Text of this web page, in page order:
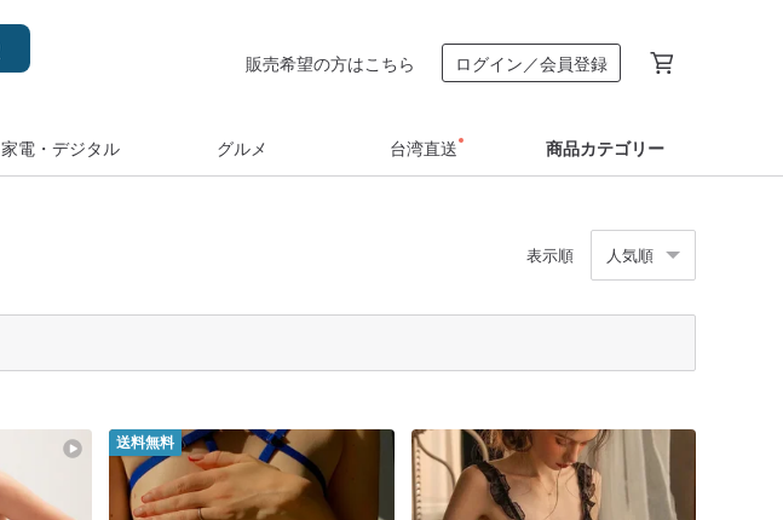
販売希望の方はこちら ログイン／会員登録
家電・デジタル グルメ 台湾直送 商品カテゴリー
表示順 人気順
送料無料